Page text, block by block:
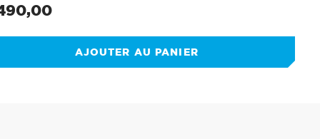
AJOUTER AU PANIER